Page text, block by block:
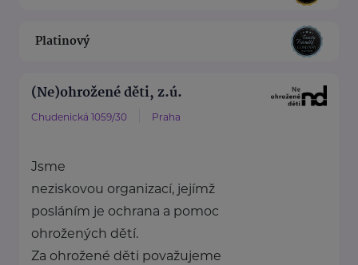
Platinový
(Ne)ohrožené děti, z.ú.
Chudenická 1059/30 Praha
Jsme
neziskovou organizací, jejímž
posláním je ochrana a pomoc
ohrožených dětí.
Za ohrožené děti považujeme